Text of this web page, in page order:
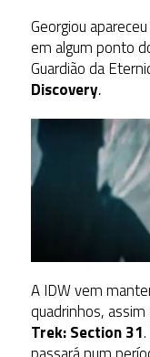
Georgiou
em algum ponto
Guardião da
Discovery.
A IDW vem
quadrinhos,
Trek: Section 31